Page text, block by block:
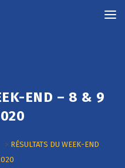
END – 8 & 9
> RÉSULTATS DU WEEK-END